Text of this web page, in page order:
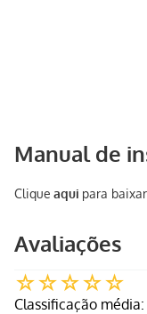
Manual de
Clique aqui para
Avaliações
☆☆☆☆☆
Classificação